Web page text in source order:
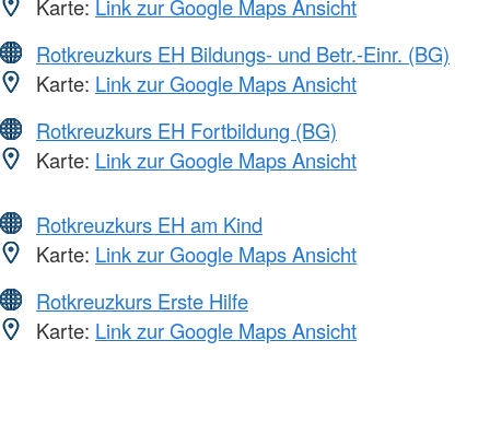
Karte: Link zur Google Maps Ansicht
Rotkreuzkurs EH Bildungs- und Betr.-Einr. (BG)
Karte: Link zur Google Maps Ansicht
Rotkreuzkurs EH Fortbildung (BG)
Karte: Link zur Google Maps Ansicht
Rotkreuzkurs EH am Kind
Karte: Link zur Google Maps Ansicht
Rotkreuzkurs Erste Hilfe
Karte: Link zur Google Maps Ansicht